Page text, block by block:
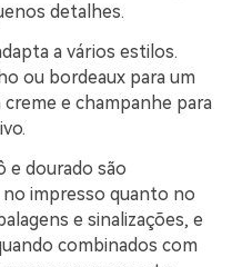
detalhes.
a vários estilos.
ou bordeaux para um
e champanhe para
e dourado são
impresso quanto no
e sinalizações, e
combinados com